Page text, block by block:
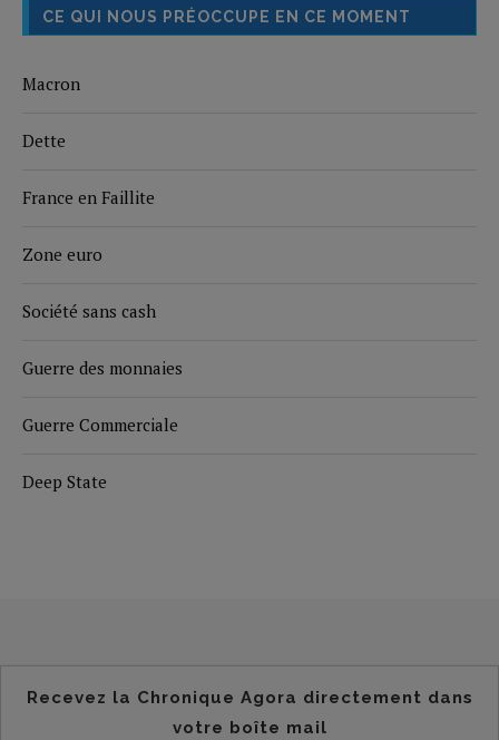
CE QUI NOUS PRÉOCCUPE EN CE MOMENT
Macron
Dette
France en Faillite
Zone euro
Société sans cash
Guerre des monnaies
Guerre Commerciale
Deep State
Recevez la Chronique Agora directement dans
votre boîte mail